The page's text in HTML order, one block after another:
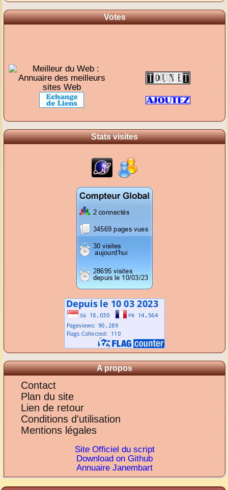
Votes
Stats visites
A propos
Contact
Plan du site
Lien de retour
Conditions d'utilisation
Mentions légales
Site Officiel du script
Download on Github
Annuaire Janembart